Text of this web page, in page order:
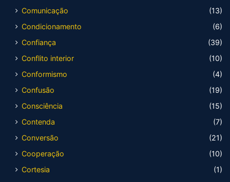
Comunicação
(13)
Condicionamento
(6)
Confiança
(39)
Conflito interior
(10)
Conformismo
(4)
Confusão
(19)
Consciência
(15)
Contenda
(7)
Conversão
(21)
Cooperação
(10)
Cortesia
(1)